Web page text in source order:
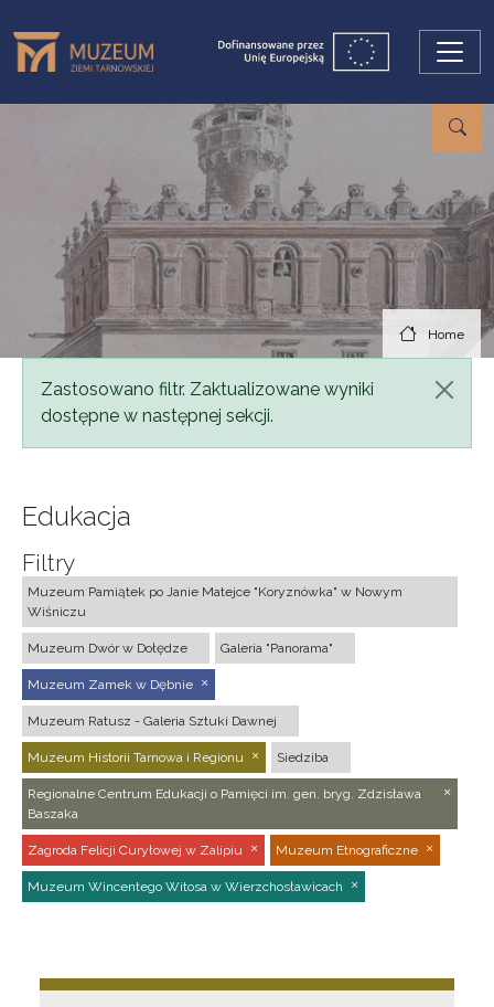
Home
Status message
Zastosowano filtr. Zaktualizowane wyniki
dostępne w następnej sekcji.
Edukacja
Filtry
Muzeum Pamiątek po Janie Matejce "Koryznówka" w Nowym
Wiśniczu
Muzeum Dwór w Dołędze Galeria "Panorama"
Muzeum Zamek w Dębnie
Muzeum Ratusz - Galeria Sztuki Dawnej
Muzeum Historii Tarnowa i Regionu Siedziba
Regionalne Centrum Edukacji o Pamięci im. gen. bryg. Zdzisława
Baszaka
Zagroda Felicji Curyłowej w Zalipiu Muzeum Etnograficzne
Muzeum Wincentego Witosa w Wierzchosławicach